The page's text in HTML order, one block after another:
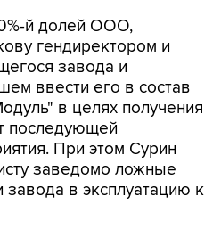
й долей ООО,
гендиректором и
завода и
ввести его в состав
в целях получения
последующей
При этом Сурин
заведомо ложные
в эксплуатацию к